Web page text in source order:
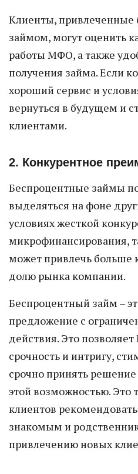
Клиенты, привлеченные
займом, могут оценить
работы МФО, а также
получения займа. Если
хороший сервис и
вернуться в будущем и
клиентами.
2. Конкурентное
Беспроцентные займы
выделяться на фоне
условиях жесткой
микрофинансирования,
может привлечь больше
долю рынка компании.
Беспроцентный займ –
предложение с
действия. Это
срочность и интригу,
срочно принять решение
этой возможностью. Это
клиентов
знакомым и
привлечению новых